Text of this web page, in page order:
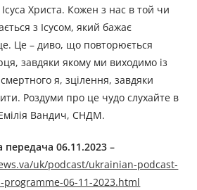
Ісуса Христа. Кожен з нас в той чи
з Ісусом, який бажає
Це – диво, що повторюється
завдяки якому ми виходимо із
я, зцілення, завдяки
Роздуми про це чудо слухайте в
Вандич, СНДМ.
передача 06.11.2023 –
uk/podcast/ukrainian-podcast-
06-11-2023.html